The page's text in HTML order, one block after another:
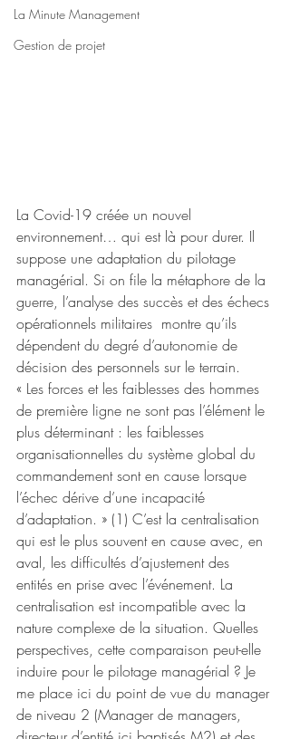
La Minute Management
Gestion de projet
La Covid-19 créée un nouvel
environnement… qui est là pour durer. Il
suppose une adaptation du pilotage
managérial. Si on file la métaphore de la
guerre, l’analyse des succès et des échecs
opérationnels militaires  montre qu’ils
dépendent du degré d’autonomie de
décision des personnels sur le terrain.
« Les forces et les faiblesses des hommes
de première ligne ne sont pas l’élément le
plus déterminant : les faiblesses
organisationnelles du système global du
commandement sont en cause lorsque
l’échec dérive d’une incapacité
d’adaptation. » (1) C’est la centralisation
qui est le plus souvent en cause avec, en
aval, les difficultés d’ajustement des
entités en prise avec l’événement. La
centralisation est incompatible avec la
nature complexe de la situation. Quelles
perspectives, cette comparaison peut-elle
induire pour le pilotage managérial ? Je
me place ici du point de vue du manager
de niveau 2 (Manager de managers,